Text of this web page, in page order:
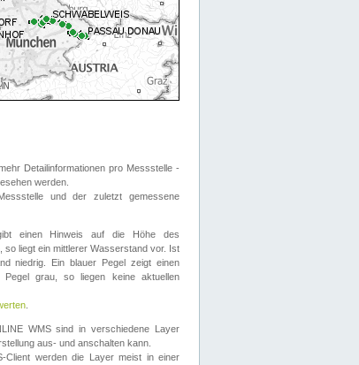
Detailinformationen pro Messstelle -
werden.
und der zuletzt gemessene
einen Hinweis auf die Höhe des
liegt ein mittlerer Wasserstand vor. Ist
niedrig. Ein blauer Pegel zeigt einen
grau, so liegen keine aktuellen
WMS sind in verschiedene Layer
aus- und anschalten kann.
Client werden die Layer meist in einer